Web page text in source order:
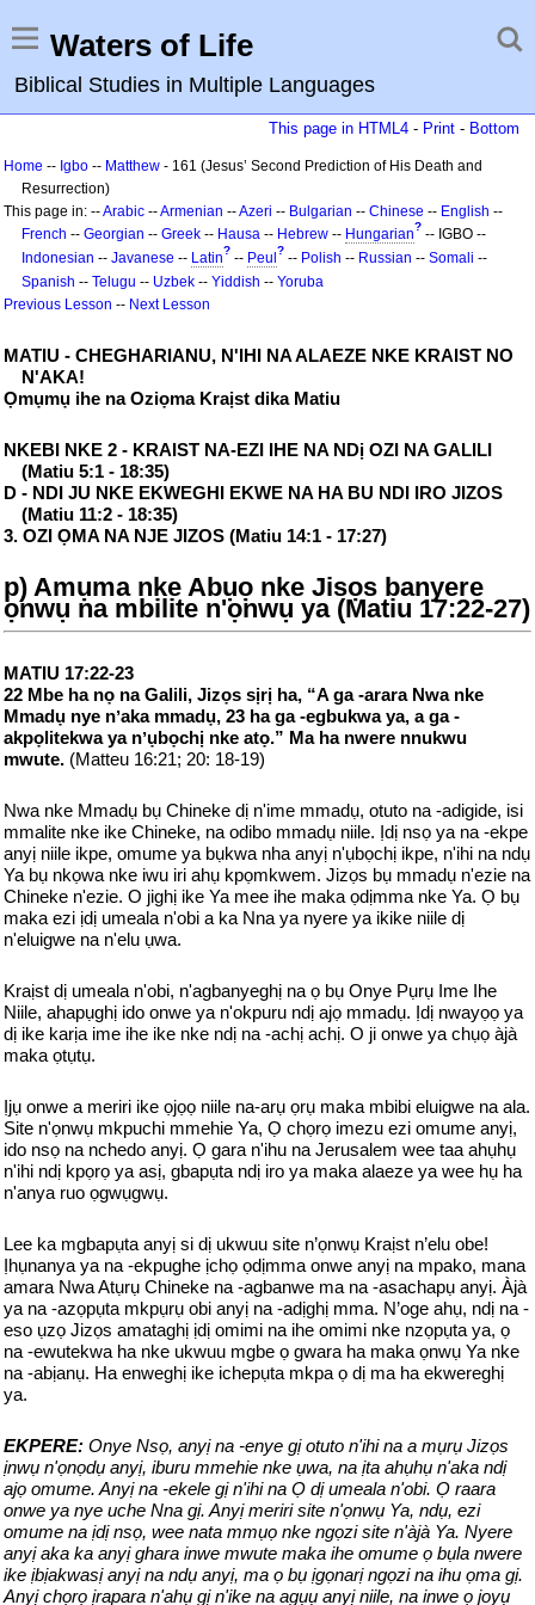
Waters of Life
Biblical Studies in Multiple Languages
This page in HTML4 - Print - Bottom
Home -- Igbo -- Matthew - 161 (Jesus’ Second Prediction of His Death and
Resurrection)
This page in: --Arabic --Armenian --Azeri -- Bulgarian -- Chinese -- English --
French -- Georgian -- Greek -- Hausa -- Hebrew -- Hungarian? -- IGBO --
Indonesian -- Javanese -- Latin? -- Peul ? -- Polish -- Russian -- Somali --
Spanish -- Telugu -- Uzbek -- Yiddish -- Yoruba
Previous Lesson -- Next Lesson
MATIU - CHEGHARIANU, N'IHI NA ALAEZE NKE KRAIST NO
N'AKA!
Ọmụmụ ihe na Oziọma Kraịst dika Matiu
NKEBI NKE 2 - KRAIST NA-EZI IHE NA NDị OZI NA GALILI
(Matiu 5:1 - 18:35)
D - NDI JU NKE EKWEGHI EKWE NA HA BU NDI IRO JIZOS
(Matiu 11:2 - 18:35)
3. OZI ỌMA NA NJE JIZOS (Matiu 14:1 - 17:27)
p) Amụma nke Abụọ nke Jisọs banyere
ọnwụ na mbilite n'ọnwụ ya (Matiu 17:22-27)
MATIU 17:22-23
22 Mbe ha nọ na Galili, Jizọs sịrị ha, “A ga -arara Nwa nke
Mmadụ nye nʼaka mmadụ, 23 ha ga -egbukwa ya, a ga -
akpọlitekwa ya nʼụbọchị nke atọ.” Ma ha nwere nnukwu
mwute. (Matteu 16:21; 20: 18-19)
Nwa nke Mmadụ bụ Chineke dị n'ime mmadụ, otuto na -adigide, isi
mmalite nke ike Chineke, na odibo mmadụ niile. Ịdị nsọ ya na -ekpe
anyị niile ikpe, omume ya bụkwa nha anyị n'ụbọchị ikpe, n'ihi na ndụ
Ya bụ nkọwa nke iwu iri ahụ kpọmkwem. Jizọs bụ mmadụ n'ezie na
Chineke n'ezie. O jighị ike Ya mee ihe maka ọdịmma nke Ya. Ọ bụ
maka ezi ịdị umeala n'obi a ka Nna ya nyere ya ikike niile dị
n'eluigwe na n'elu ụwa.
Kraịst dị umeala n'obi, n'agbanyeghị na ọ bụ Onye Pụrụ Ime Ihe
Niile, ahapụghị ido onwe ya n'okpuru ndị ajọ mmadụ. Ịdị nwayọọ ya
dị ike karịa ime ihe ike nke ndị na -achị achị. O ji onwe ya chụọ àjà
maka ọtụtụ.
Ịjụ onwe a meriri ike ọjọọ niile na-arụ ọrụ maka mbibi eluigwe na ala.
Site n'ọnwụ mkpuchi mmehie Ya, Ọ chọrọ imezu ezi omume anyị,
ido nsọ na nchedo anyị. Ọ gara n'ihu na Jerusalem wee taa ahụhụ
n'ihi ndị kpọrọ ya asị, gbapụta ndị iro ya maka alaeze ya wee hụ ha
n'anya ruo ọgwụgwụ.
Lee ka mgbapụta anyị si dị ukwuu site n’ọnwụ Kraịst n’elu obe!
Ịhụnanya ya na -ekpughe ịchọ ọdịmma onwe anyị na mpako, mana
amara Nwa Atụrụ Chineke na -agbanwe ma na -asachapụ anyị. Àjà
ya na -azọpụta mkpụrụ obi anyị na -adịghị mma. N’oge ahụ, ndị na -
eso ụzọ Jizọs amataghị ịdị omimi na ihe omimi nke nzọpụta ya, ọ
na -ewutekwa ha nke ukwuu mgbe ọ gwara ha maka ọnwụ Ya nke
na -abịanụ. Ha enweghị ike ichepụta mkpa ọ dị ma ha ekwereghị
ya.
EKPERE: Onye Nsọ, anyị na -enye gị otuto n'ihi na a mụrụ Jizọs
ịnwụ n'ọnọdụ anyị, iburu mmehie nke ụwa, na ịta ahụhụ n'aka ndị
ajọ omume. Anyị na -ekele gị n'ihi na Ọ dị umeala n'obi. Ọ raara
onwe ya nye uche Nna gị. Anyị meriri site n'ọnwụ Ya, ndụ, ezi
omume na ịdị nsọ, wee nata mmụọ nke ngọzi site n'àjà Ya. Nyere
anyị aka ka anyị ghara inwe mwute maka ihe omume ọ bụla nwere
ike ịbịakwasị anyị na ndụ anyị, ma ọ bụ ịgọnarị ngọzi na ihu ọma gị.
Anyị chọrọ ịrapara n'ahụ gị n'ike na agụụ anyị niile, na inwe ọ joyụ